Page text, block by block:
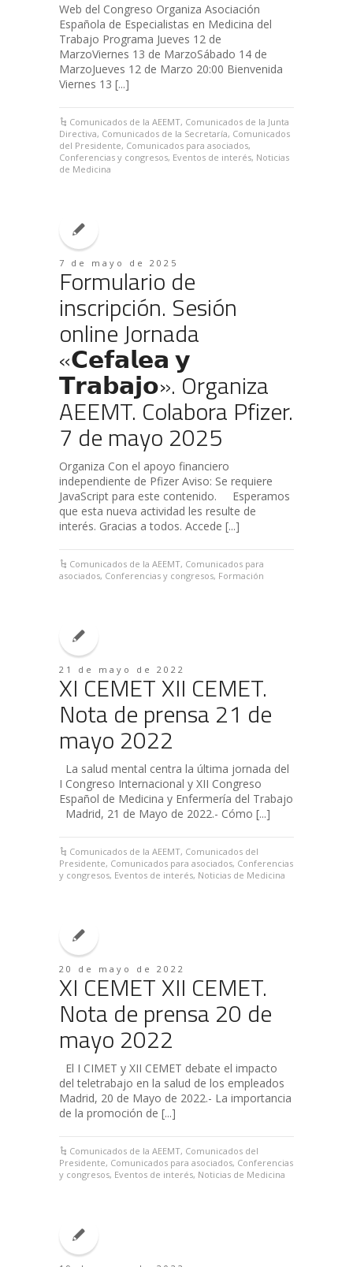
Web del Congreso Organiza Asociación
Española de Especialistas en Medicina del
Trabajo Programa Jueves 12 de
MarzoViernes 13 de MarzoSábado 14 de
MarzoJueves 12 de Marzo 20:00 Bienvenida
Viernes 13 [...]
Comunicados de la AEEMT, Comunicados de la Junta
Directiva, Comunicados de la Secretaría, Comunicados
del Presidente, Comunicados para asociados,
Conferencias y congresos, Eventos de interés, Noticias
de Medicina
7 de mayo de 2025
Formulario de
inscripción. Sesión
online Jornada
«𝗖𝗲𝗳𝗮𝗹𝗲𝗮 𝘆
𝗧𝗿𝗮𝗯𝗮𝗷𝗼». Organiza
AEEMT. Colabora Pfizer.
7 de mayo 2025
Organiza Con el apoyo financiero
independiente de Pfizer Aviso: Se requiere
JavaScript para este contenido. Esperamos
que esta nueva actividad les resulte de
interés. Gracias a todos. Accede [...]
Comunicados de la AEEMT, Comunicados para
asociados, Conferencias y congresos, Formación
21 de mayo de 2022
XI CEMET XII CEMET.
Nota de prensa 21 de
mayo 2022
La salud mental centra la última jornada del
I Congreso Internacional y XII Congreso
Español de Medicina y Enfermería del Trabajo
Madrid, 21 de Mayo de 2022.- Cómo [...]
Comunicados de la AEEMT, Comunicados del
Presidente, Comunicados para asociados, Conferencias
y congresos, Eventos de interés, Noticias de Medicina
20 de mayo de 2022
XI CEMET XII CEMET.
Nota de prensa 20 de
mayo 2022
El I CIMET y XII CEMET debate el impacto
del teletrabajo en la salud de los empleados
Madrid, 20 de Mayo de 2022.- La importancia
de la promoción de [...]
Comunicados de la AEEMT, Comunicados del
Presidente, Comunicados para asociados, Conferencias
y congresos, Eventos de interés, Noticias de Medicina